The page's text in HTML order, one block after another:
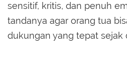
sensitif, kritis, dan penuh
tandanya agar orang tua
dukungan yang tepat sejak